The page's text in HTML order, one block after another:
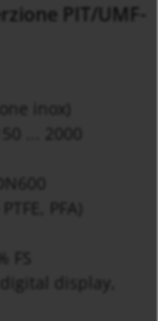
PIT/UMF-
inox)
... 2000
PFA)
display,